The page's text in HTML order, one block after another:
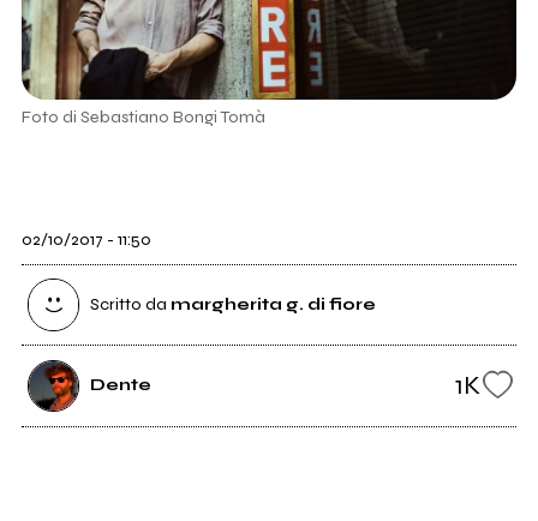
Foto di Sebastiano Bongi Tomà
02/10/2017 - 11:50
Scritto da margherita g. di fiore
Dente 1K